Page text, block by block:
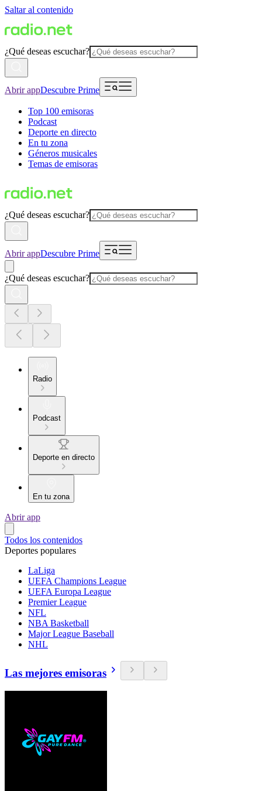
Saltar al contenido
¿Qué deseas escuchar?
Abrir appDescubre Prime
Top 100 emisoras
Podcast
Deporte en directo
En tu zona
Géneros musicales
Temas de emisoras
¿Qué deseas escuchar?
Abrir appDescubre Prime
¿Qué deseas escuchar?
Radio
Podcast
Deporte en directo
En tu zona
Abrir app
Todos los contenidos
Deportes populares
LaLiga
UEFA Champions League
UEFA Europa League
Premier League
NFL
NBA Basketball
Major League Baseball
NHL
Las mejores emisoras